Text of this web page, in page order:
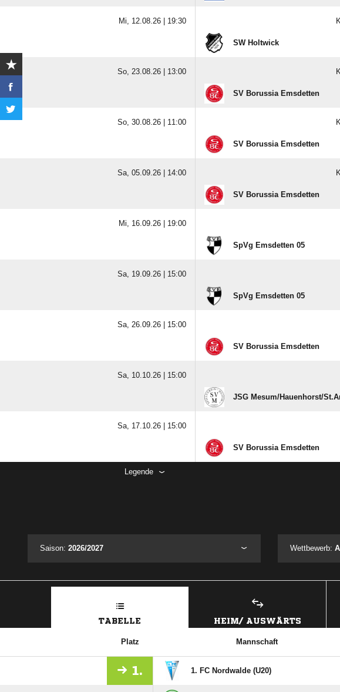
Mi, 12.08.26 | 19:30
SW Holtwick
So, 23.08.26 | 13:00
SV Borussia Emsdetten
So, 30.08.26 | 11:00
SV Borussia Emsdetten
Sa, 05.09.26 | 14:00
SV Borussia Emsdetten
Mi, 16.09.26 | 19:00
SpVg Emsdetten 05
Sa, 19.09.26 | 15:00
SpVg Emsdetten 05
Sa, 26.09.26 | 15:00
SV Borussia Emsdetten
Sa, 10.10.26 | 15:00
JSG Mesum/​Hauenhorst/​
Sa, 17.10.26 | 15:00
SV Borussia Emsdetten
Legende
Saison: 2026/2027 Wettbewerb:
TABELLE HEIM/ AUSWÄRTS
Platz Mannschaft
1. 1. FC Nordwalde (U20)